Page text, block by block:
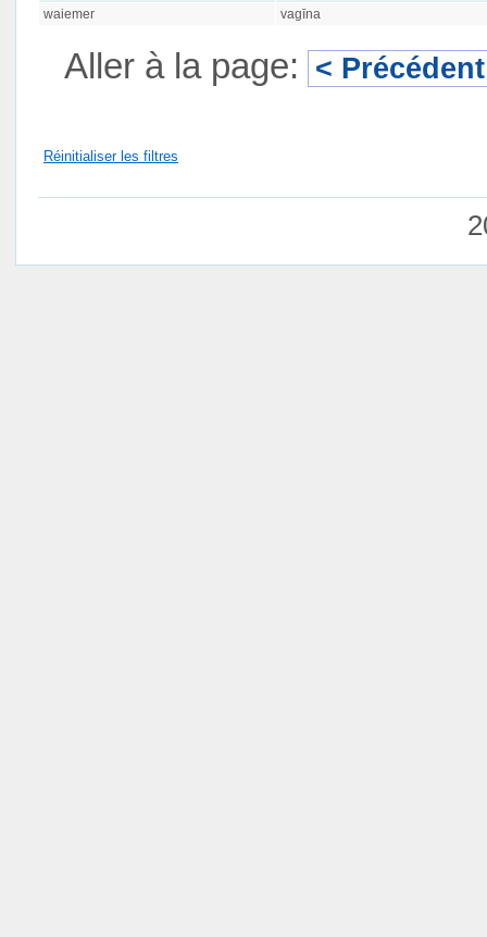
waiemer
vagīna
Aller à la page: < Précédent
Réinitialiser les filtres